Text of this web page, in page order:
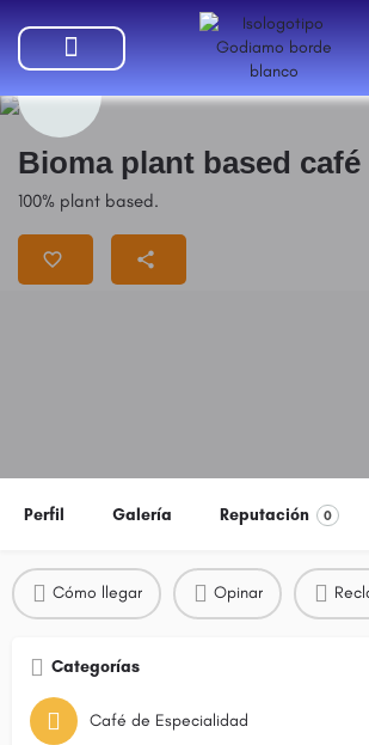
Bioma plant based café
100% plant based.
Perfil Galería Reputación 0
Cómo llegar Opinar
Categorías
Café de Especialidad